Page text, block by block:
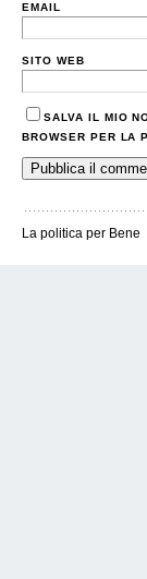
EMAIL
SITO WEB
SALVA IL MIO
BROWSER PER LA
La politica per Bene